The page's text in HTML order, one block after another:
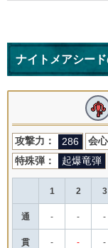
ナイトメアシー
攻撃力： 286 会
特殊弾：
起爆竜弾
1 2 3
通 - - -
貫 - - -